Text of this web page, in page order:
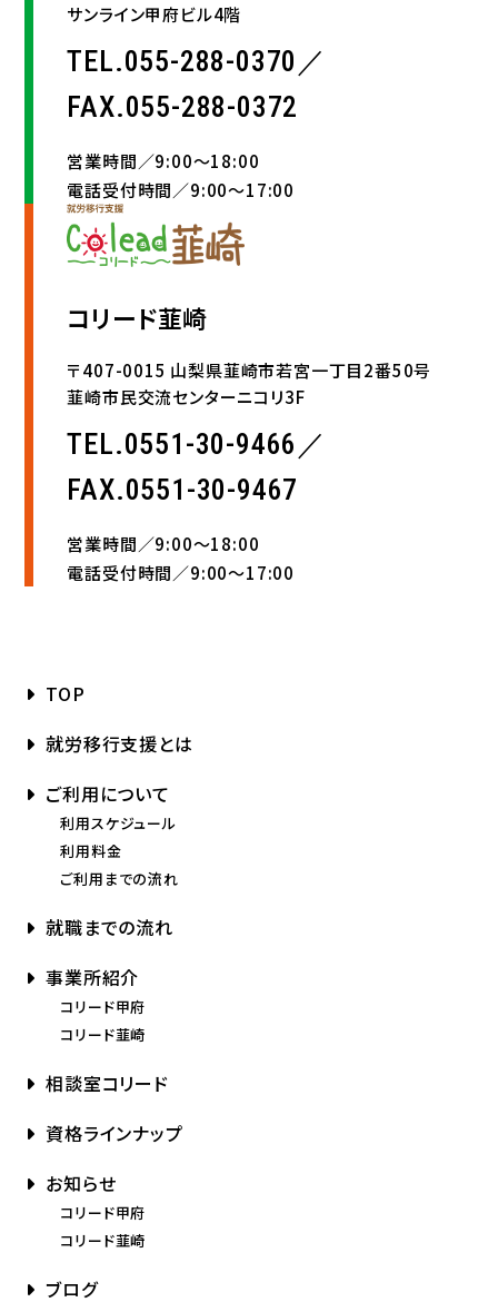
サンライン甲府ビル4階
TEL.055-288-0370／
FAX.055-288-0372
営業時間／9:00〜18:00
電話受付時間／9:00〜17:00
コリード韮崎
〒407-0015 山梨県韮崎市若宮一丁目2番50号
韮崎市民交流センターニコリ3F
TEL.0551-30-9466／
FAX.0551-30-9467
営業時間／9:00〜18:00
電話受付時間／9:00〜17:00
TOP
就労移行支援とは
ご利用について
利用スケジュール
利用料金
ご利用までの流れ
就職までの流れ
事業所紹介
コリード甲府
コリード韮崎
相談室コリード
資格ラインナップ
お知らせ
コリード甲府
コリード韮崎
ブログ